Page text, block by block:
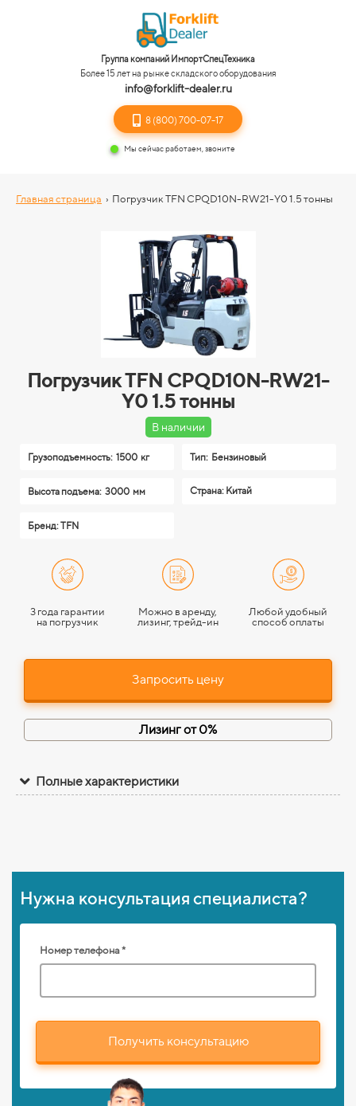
Группа компаний ИмпортСпецТехника
Более 15 лет на рынке складского оборудования
info@forklift-dealer.ru
8 (800) 700-07-17
Мы сейчас работаем, звоните
Главная страница › Погрузчик TFN CPQD10N-RW21-Y0 1.5 тонны
Погрузчик TFN CPQD10N-RW21-
Y0 1.5 тонны
В наличии
Грузоподъемность: 1500 кг Тип: Бензиновый
Высота подъема: 3000 мм Страна: Китай
Бренд: TFN
3 года гарантии
на погрузчик
Можно в аренду,
лизинг, трейд-ин
Любой удобный
способ оплаты
Запросить цену
Лизинг от 0%
Полные характеристики
Нужна консультация специалиста?
Номер телефона *
Получить консультацию